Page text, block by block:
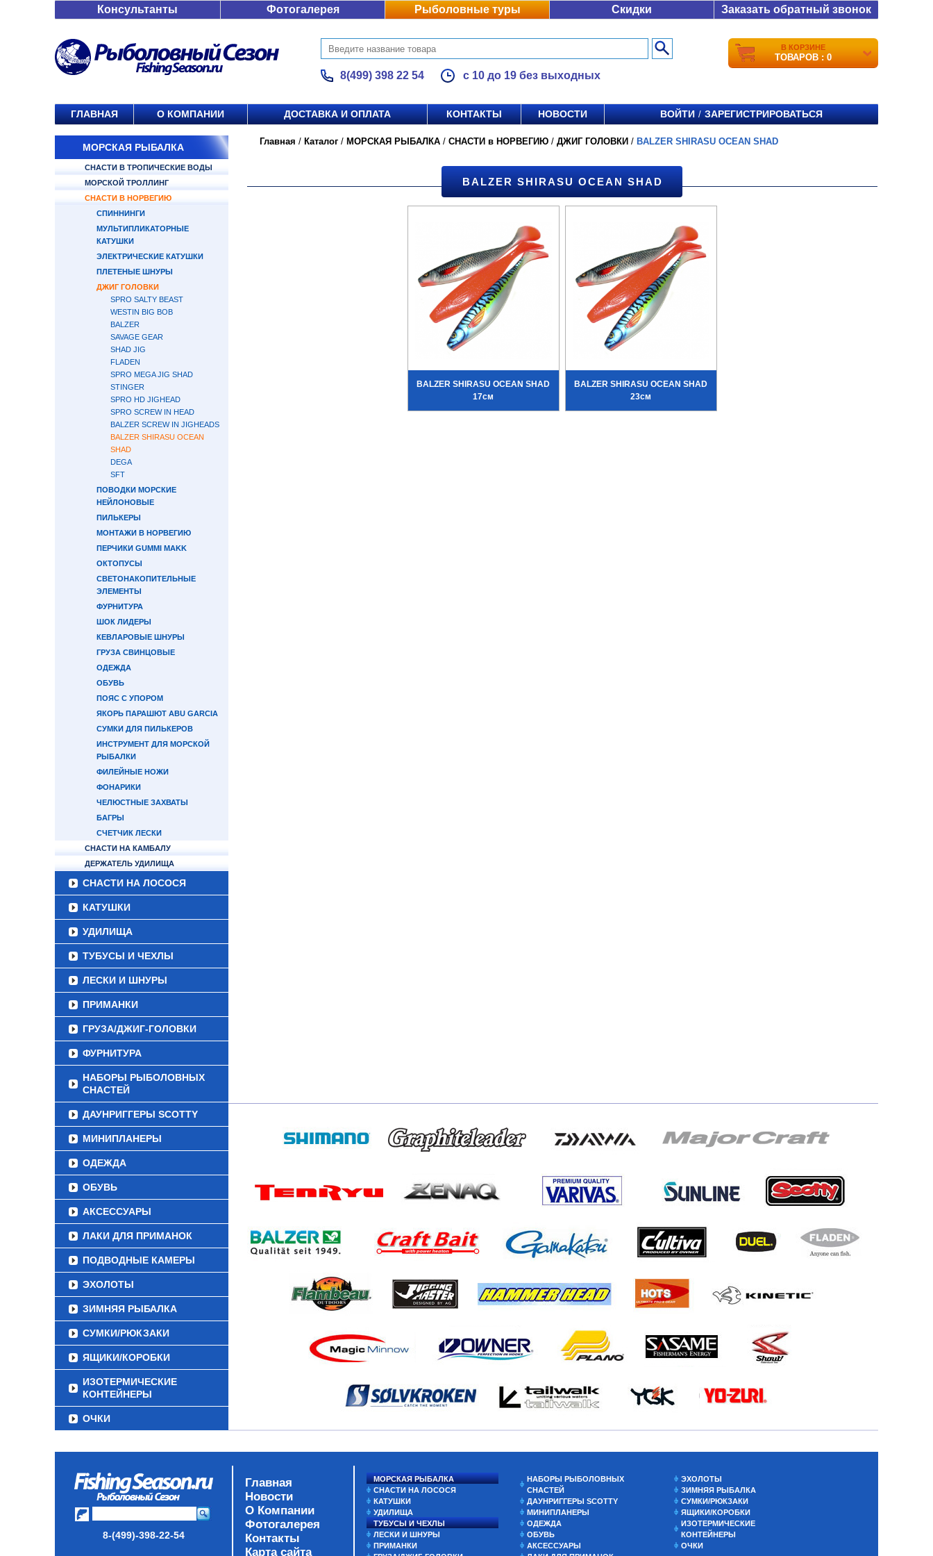
Консультанты Фотогалерея Рыболовные туры Скидки Заказать обратный звонок
8(499) 398 22 54 с 10 до 19 без выходных
В КОРЗИНЕ
ТОВАРОВ : 0
ГЛАВНАЯ О КОМПАНИИ ДОСТАВКА И ОПЛАТА КОНТАКТЫ НОВОСТИ ВОЙТИ / ЗАРЕГИСТРИРОВАТЬСЯ
МОРСКАЯ РЫБАЛКА
СНАСТИ В ТРОПИЧЕСКИЕ ВОДЫ
МОРСКОЙ ТРОЛЛИНГ
СНАСТИ В НОРВЕГИЮ
СПИННИНГИ
МУЛЬТИПЛИКАТОРНЫЕ
КАТУШКИ
ЭЛЕКТРИЧЕСКИЕ КАТУШКИ
ПЛЕТЕНЫЕ ШНУРЫ
ДЖИГ ГОЛОВКИ
SPRO SALTY BEAST
WESTIN BIG BOB
BALZER
SAVAGE GEAR
SHAD JIG
FLADEN
SPRO MEGA JIG SHAD
STINGER
SPRO HD JIGHEAD
SPRO SCREW IN HEAD
BALZER SCREW IN JIGHEADS
BALZER SHIRASU OCEAN
SHAD
DEGA
SFT
ПОВОДКИ МОРСКИЕ
НЕЙЛОНОВЫЕ
ПИЛЬКЕРЫ
МОНТАЖИ В НОРВЕГИЮ
ПЕРЧИКИ GUMMI MAKK
ОКТОПУСЫ
СВЕТОНАКОПИТЕЛЬНЫЕ
ЭЛЕМЕНТЫ
ФУРНИТУРА
ШОК ЛИДЕРЫ
КЕВЛАРОВЫЕ ШНУРЫ
ГРУЗА СВИНЦОВЫЕ
ОДЕЖДА
ОБУВЬ
ПОЯС С УПОРОМ
ЯКОРЬ ПАРАШЮТ ABU GARCIA
СУМКИ ДЛЯ ПИЛЬКЕРОВ
ИНСТРУМЕНТ ДЛЯ МОРСКОЙ
РЫБАЛКИ
ФИЛЕЙНЫЕ НОЖИ
ФОНАРИКИ
ЧЕЛЮСТНЫЕ ЗАХВАТЫ
БАГРЫ
СЧЕТЧИК ЛЕСКИ
СНАСТИ НА КАМБАЛУ
ДЕРЖАТЕЛЬ УДИЛИЩА
СНАСТИ НА ЛОСОСЯ
КАТУШКИ
УДИЛИЩА
ТУБУСЫ И ЧЕХЛЫ
ЛЕСКИ И ШНУРЫ
ПРИМАНКИ
ГРУЗА/ДЖИГ-ГОЛОВКИ
ФУРНИТУРА
НАБОРЫ РЫБОЛОВНЫХ
СНАСТЕЙ
ДАУНРИГГЕРЫ SCOTTY
МИНИПЛАНЕРЫ
ОДЕЖДА
ОБУВЬ
АКСЕССУАРЫ
ЛАКИ ДЛЯ ПРИМАНОК
ПОДВОДНЫЕ КАМЕРЫ
ЭХОЛОТЫ
ЗИМНЯЯ РЫБАЛКА
СУМКИ/РЮКЗАКИ
ЯЩИКИ/КОРОБКИ
ИЗОТЕРМИЧЕСКИЕ
КОНТЕЙНЕРЫ
ОЧКИ
Главная / Каталог / МОРСКАЯ РЫБАЛКА / СНАСТИ в НОРВЕГИЮ / ДЖИГ ГОЛОВКИ / BALZER SHIRASU OCEAN SHAD
BALZER SHIRASU OCEAN SHAD
BALZER SHIRASU OCEAN SHAD
17см
BALZER SHIRASU OCEAN SHAD
23см
8-(499)-398-22-54
Главная
Новости
О Компании
Фотогалерея
Контакты
Карта сайта
МОРСКАЯ РЫБАЛКА
СНАСТИ НА ЛОСОСЯ
КАТУШКИ
УДИЛИЩА
ТУБУСЫ И ЧЕХЛЫ
ЛЕСКИ И ШНУРЫ
ПРИМАНКИ
НАБОРЫ РЫБОЛОВНЫХ
СНАСТЕЙ
ДАУНРИГГЕРЫ SCOTTY
МИНИПЛАНЕРЫ
ОДЕЖДА
ОБУВЬ
АКСЕССУАРЫ
ЭХОЛОТЫ
ЗИМНЯЯ РЫБАЛКА
СУМКИ/РЮКЗАКИ
ЯЩИКИ/КОРОБКИ
ИЗОТЕРМИЧЕСКИЕ
КОНТЕЙНЕРЫ
ОЧКИ